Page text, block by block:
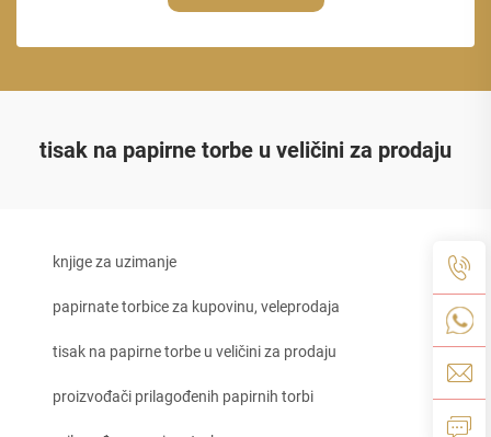
tisak na papirne torbe u veličini za prodaju
knjige za uzimanje
papirnate torbice za kupovinu, veleprodaja
tisak na papirne torbe u veličini za prodaju
proizvođači prilagođenih papirnih torbi